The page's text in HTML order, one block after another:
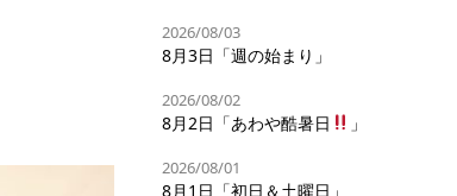
2026/08/03
8月3日「週の始まり」
2026/08/02
8月2日「あわや酷暑日 」
2026/08/01
8月1日「初日＆土曜日」